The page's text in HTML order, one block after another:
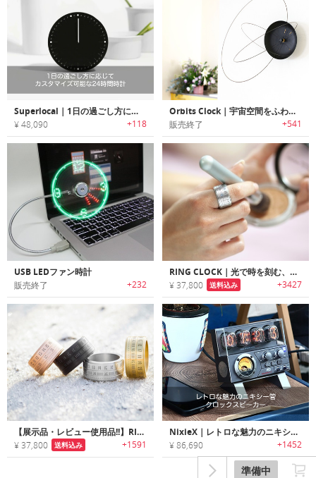
準備中
Superlocal｜1日の過ごし方に応じてカスタマイズ可能な24時間時計「スーパーローカル」
¥ 48,090 +118
Orbits Clock｜宇宙空間をふわふわと漂っているような気分になる掛け時計 オービッツ・クロック
販売終了 +541
USB LEDファン時計
販売終了 +232
RING CLOCK｜光で時を刻む、ただ一つの指輪。究極のスタイリッシュ・ガジェット「リングクロック」
¥ 37,800 送料込み +3427
【展示品・レビュー使用品!!】RING CLOCK｜光で時を刻む、ただ一つの指輪。究極のスタイリッシュ・ガジェット「リングクロック」
¥ 37,800 送料込み +1591
NixieX｜レトロな魅力のニキシー管クロックスピーカー「ニキシーX」
¥ 86,690 +1452